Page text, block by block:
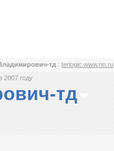
тд : terlogic.www.nn.ru
2007 году
тд